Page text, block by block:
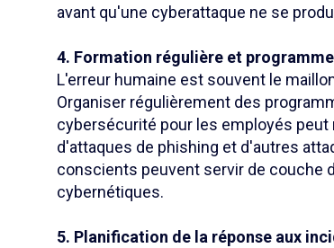
avant qu'une cyberattaque ne se
4. Formation régulière et
L'erreur humaine est souvent le
Organiser régulièrement des
cybersécurité pour les employés
d'attaques de phishing et d'autres
conscients peuvent servir de couche
cybernétiques.
5. Planification de la réponse aux